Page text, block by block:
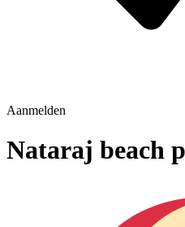
Aanmelden
Nataraj beach